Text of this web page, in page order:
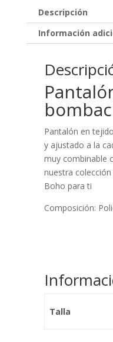
Descripción
Información
Pantalón en
y ajustado a la
muy combinable
nuestra
Boho para ti
Composición:
Talla